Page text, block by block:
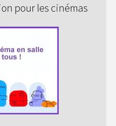
pour les cinémas